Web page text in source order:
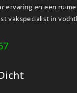
ervaring en een
vakspecialist in